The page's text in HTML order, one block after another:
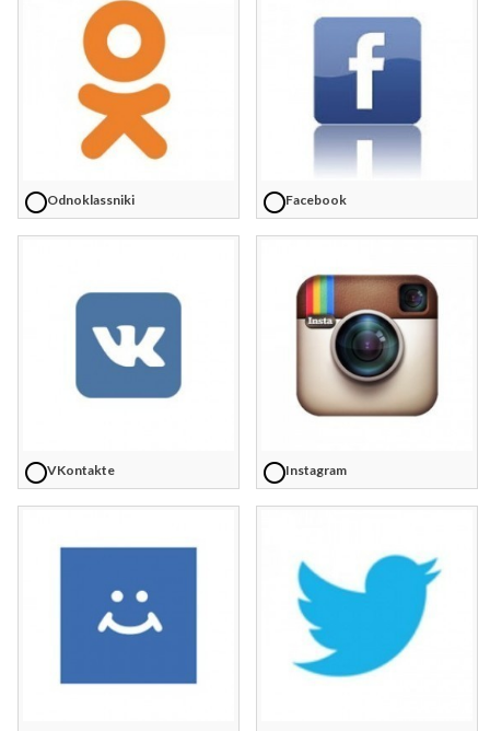
Odnoklassniki Facebook
VKontakte Instagram